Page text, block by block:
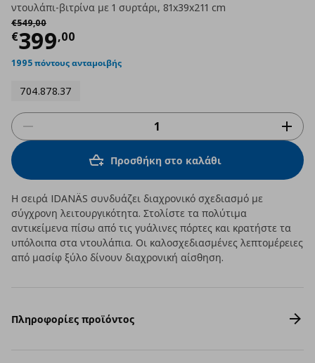
ντουλάπι-βιτρίνα με 1 συρτάρι, 81x39x211 cm
€549,00
Αρχική τιμή
€399,00
Τρέχουσα τιμή
1995 πόντους ανταμοιβής
704.878.37
Προσθήκη στο καλάθι
Η σειρά IDANÄS συνδυάζει διαχρονικό σχεδιασμό με
σύγχρονη λειτουργικότητα. Στολίστε τα πολύτιμα
αντικείμενα πίσω από τις γυάλινες πόρτες και κρατήστε τα
υπόλοιπα στα ντουλάπια. Οι καλοσχεδιασμένες λεπτομέρειες
από μασίφ ξύλο δίνουν διαχρονική αίσθηση.
Πληροφορίες προϊόντος